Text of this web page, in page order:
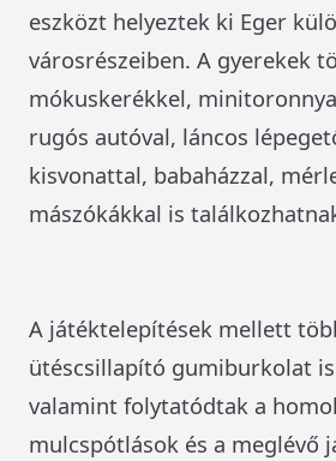
eszközt helyeztek ki Eger
városrészeiben. A gyerekek
mókuskerékkel,
rugós autóval, láncos
kisvonattal, babaházzal,
mászókákkal is
A játéktelepítések mellett
ütéscsillapító gumiburkolat
valamint folytatódtak a
mulcspótlások és a meglévő